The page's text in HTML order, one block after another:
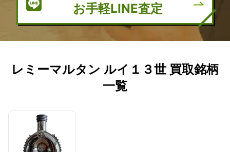
お手軽LINE査定
レミーマルタン ルイ１３世 買取銘柄
一覧